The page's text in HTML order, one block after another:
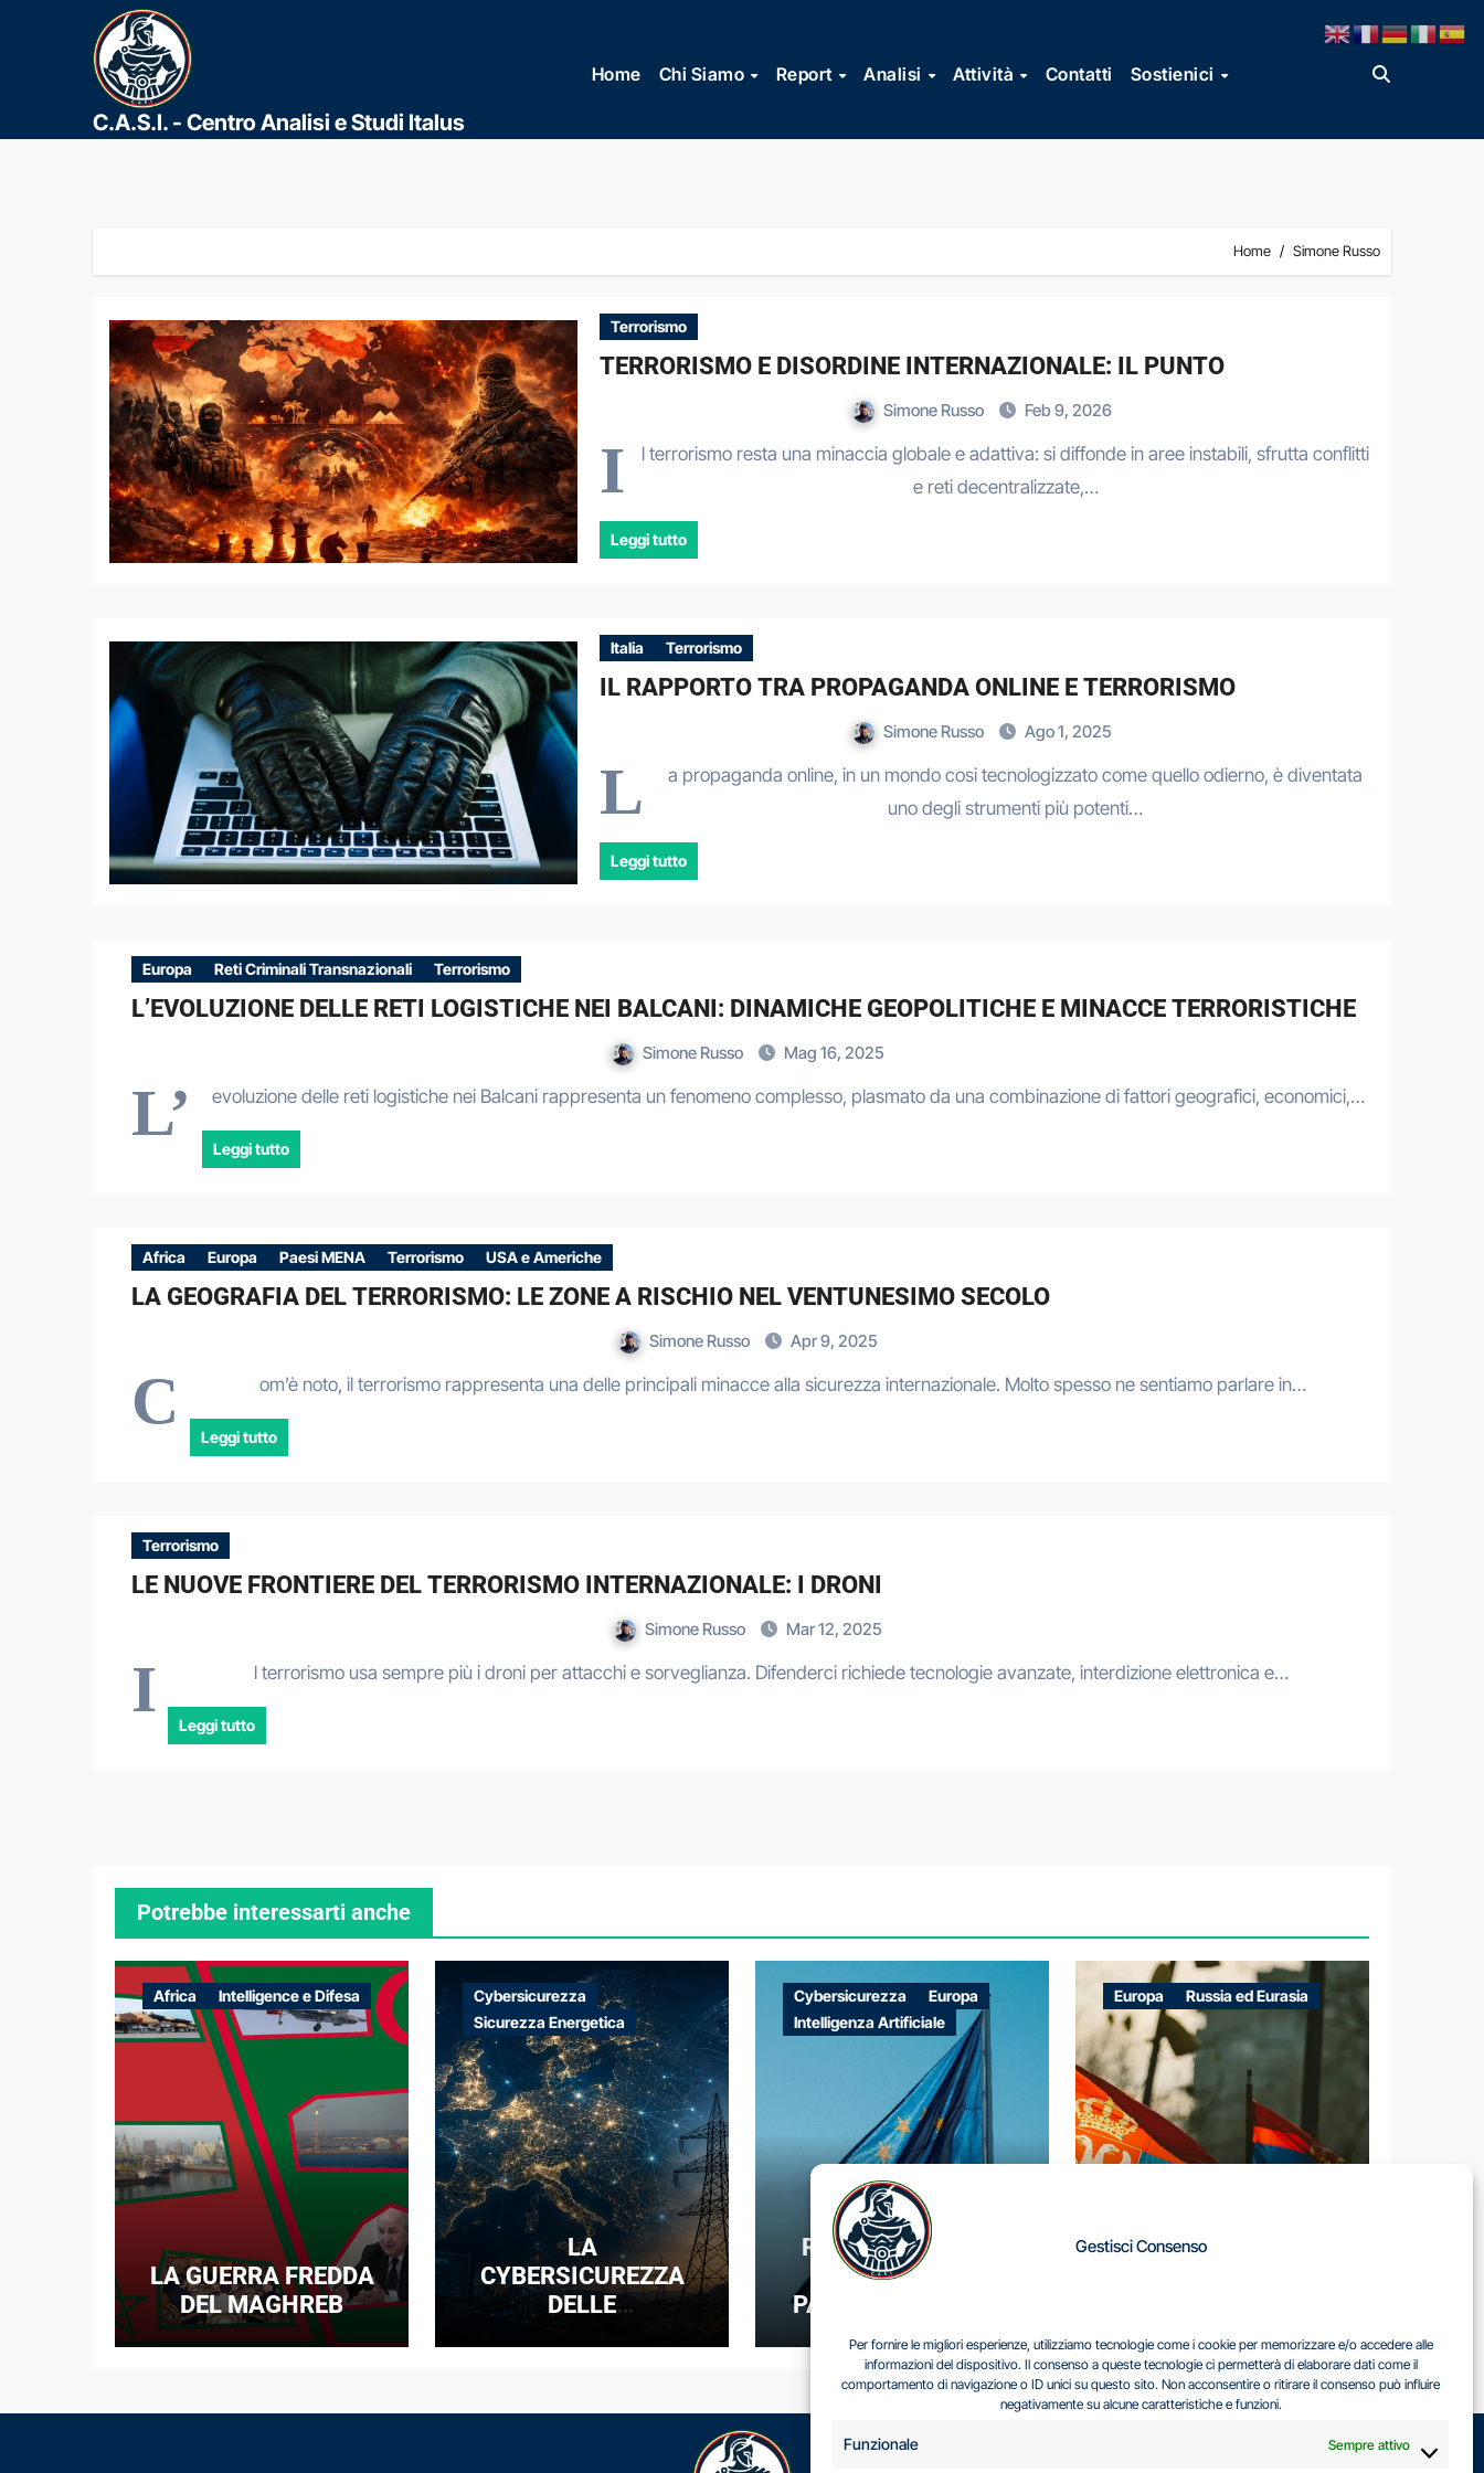
Gestisci Consenso
Per fornire le migliori esperienze, utilizziamo tecnologie come i cookie per memorizzare e/o accedere alle
informazioni del dispositivo. Il consenso a queste tecnologie ci permetterà di elaborare dati come il
comportamento di navigazione o ID unici su questo sito. Non acconsentire o ritirare il consenso può influire
negativamente su alcune caratteristiche e funzioni.
Funzionale Sempre attivo
contenuto
C.A.S.I. - Centro Analisi e Studi Italus
Home Chi Siamo Report Analisi Attività Contatti Sostienici
Home Simone Russo
Terrorismo
TERRORISMO E DISORDINE INTERNAZIONALE: IL PUNTO
Simone Russo Feb 9, 2026
I
l terrorismo resta una minaccia globale e adattiva: si diffonde in aree instabili, sfrutta conflitti
e reti decentralizzate,…
Leggi tutto
Italia Terrorismo
IL RAPPORTO TRA PROPAGANDA ONLINE E TERRORISMO
Simone Russo Ago 1, 2025
L
a propaganda online, in un mondo cosi tecnologizzato come quello odierno, è diventata
uno degli strumenti più potenti…
Leggi tutto
Europa Reti Criminali Transnazionali Terrorismo
L’EVOLUZIONE DELLE RETI LOGISTICHE NEI BALCANI: DINAMICHE GEOPOLITICHE E MINACCE TERRORISTICHE
Simone Russo Mag 16, 2025
L’ evoluzione delle reti logistiche nei Balcani rappresenta un fenomeno complesso, plasmato da una combinazione di fattori geografici, economici,…
Leggi tutto
Africa Europa Paesi MENA Terrorismo USA e Americhe
LA GEOGRAFIA DEL TERRORISMO: LE ZONE A RISCHIO NEL VENTUNESIMO SECOLO
Simone Russo Apr 9, 2025
C om’è noto, il terrorismo rappresenta una delle principali minacce alla sicurezza internazionale. Molto spesso ne sentiamo parlare in…
Leggi tutto
Terrorismo
LE NUOVE FRONTIERE DEL TERRORISMO INTERNAZIONALE: I DRONI
Simone Russo Mar 12, 2025
I l terrorismo usa sempre più i droni per attacchi e sorveglianza. Difenderci richiede tecnologie avanzate, interdizione elettronica e…
Leggi tutto
Potrebbe interessarti anche
Africa Intelligence e Difesa
LA GUERRA FREDDA
DEL MAGHREB
Cybersicurezza
Sicurezza Energetica
LA
CYBERSICUREZZA
DELLE
DELLA
Cybersicurezza
Europa
Intelligenza Artificiale
REGOLARE SENZA
DOMINARE: IL
PARADOSSO DELLA
SOVRANITÀ
DIGITALE EUROPEA
Europa Russia ed Eurasia